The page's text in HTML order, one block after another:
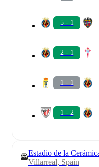
5 - 1
2 - 1
1 - 1
1 - 2
Estadio de la
Villarreal, Spain